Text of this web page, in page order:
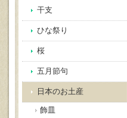
干支
ひな祭り
桜
五月節句
日本のお土産
飾皿